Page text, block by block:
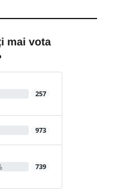
mai vota
257
973
739